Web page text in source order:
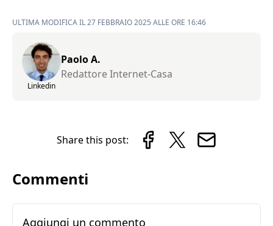
ULTIMA MODIFICA IL 27 FEBBRAIO 2025 ALLE ORE 16:46
Linkedin
Paolo A.
Redattore Internet-Casa
Share this post:
Commenti
Aggiungi un commento